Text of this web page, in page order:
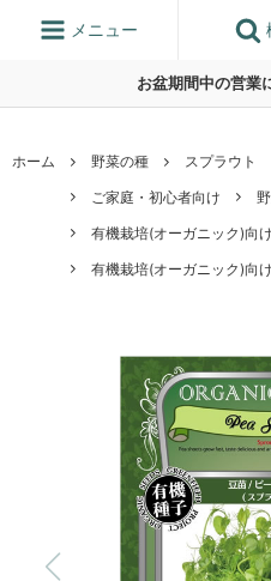
お盆期間中の営業
メニュー
ホーム 野菜の種
スプラウト
ご家庭・初心者向け
有機栽培(オーガニック)向け
有機栽培(オーガニック)向け